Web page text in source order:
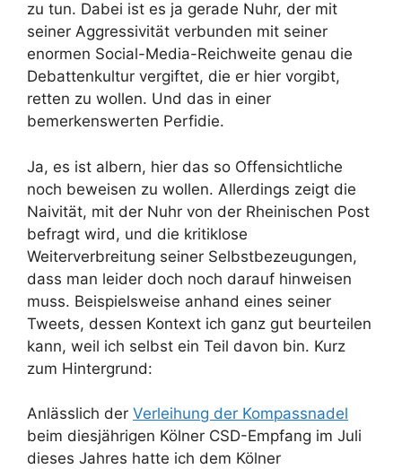
zu tun. Dabei ist es ja gerade Nuhr, der mit
seiner Aggressivität verbunden mit seiner
enormen Social-Media-Reichweite genau die
Debattenkultur vergiftet, die er hier vorgibt,
retten zu wollen. Und das in einer
bemerkenswerten Perfidie.
Ja, es ist albern, hier das so Offensichtliche
noch beweisen zu wollen. Allerdings zeigt die
Naivität, mit der Nuhr von der Rheinischen Post
befragt wird, und die kritiklose
Weiterverbreitung seiner Selbstbezeugungen,
dass man leider doch noch darauf hinweisen
muss. Beispielsweise anhand eines seiner
Tweets, dessen Kontext ich ganz gut beurteilen
kann, weil ich selbst ein Teil davon bin. Kurz
zum Hintergrund:
Anlässlich der Verleihung der Kompassnadel
beim diesjährigen Kölner CSD-Empfang im Juli
dieses Jahres hatte ich dem Kölner